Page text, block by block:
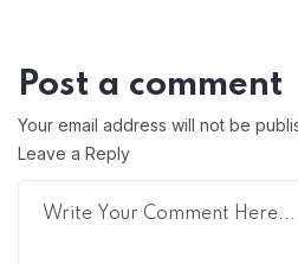
Post a comment
Your email address will not be
Leave a Reply